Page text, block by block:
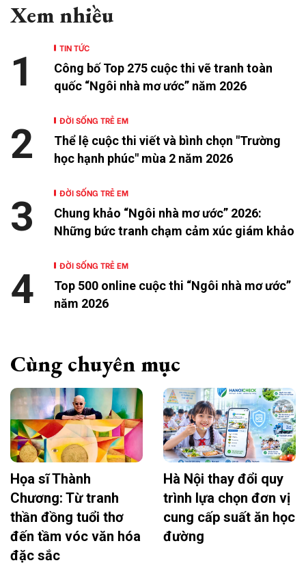
Xem nhiều
TIN TỨC
Công bố Top 275 cuộc thi vẽ tranh toàn
quốc “Ngôi nhà mơ ước” năm 2026
1
ĐỜI SỐNG TRẺ EM
Thể lệ cuộc thi viết và bình chọn "Trường
học hạnh phúc" mùa 2 năm 2026
2
ĐỜI SỐNG TRẺ EM
Chung khảo “Ngôi nhà mơ ước” 2026:
Những bức tranh chạm cảm xúc giám khảo
3
ĐỜI SỐNG TRẺ EM
Top 500 online cuộc thi “Ngôi nhà mơ ước”
năm 2026
4
Cùng chuyên mục
Họa sĩ Thành
Chương: Từ tranh
thần đồng tuổi thơ
đến tầm vóc văn hóa
đặc sắc
Hà Nội thay đổi quy
trình lựa chọn đơn vị
cung cấp suất ăn học
đường